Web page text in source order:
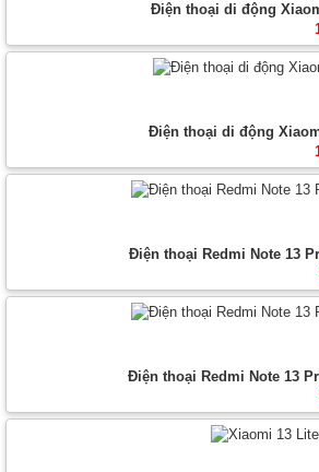
Điện thoại di động
Điện thoại di động
Điện thoại Redmi Note 13
Điện thoại Redmi Note 13